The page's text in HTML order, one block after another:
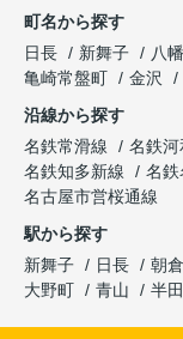
町名から探す
日長
新舞子 八幡
亀崎常盤町
金沢
沿線から探す
名鉄常滑線
名鉄河
名鉄知多新線
名鉄
名古屋市営桜通線
駅から探す
新舞子
日長 朝倉
大野町
青山 半田